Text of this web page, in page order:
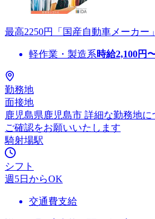
最高2250円「国産自動車メーカ
軽作業・製造系時給2,100円
勤務地
面接地
鹿児島県鹿児島市 詳細な勤務地
ご確認をお願いいたします
騎射場駅
シフト
週5日からOK
交通費支給